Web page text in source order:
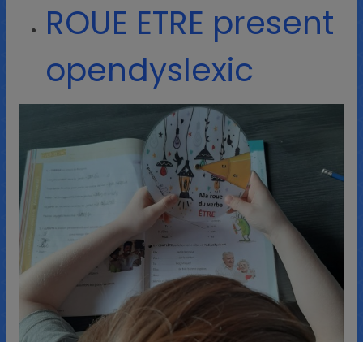
ROUE ETRE present
opendyslexic